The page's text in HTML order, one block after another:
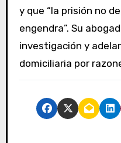
y que “la prisión no
engendra”. Su
investigación y
domiciliaria por